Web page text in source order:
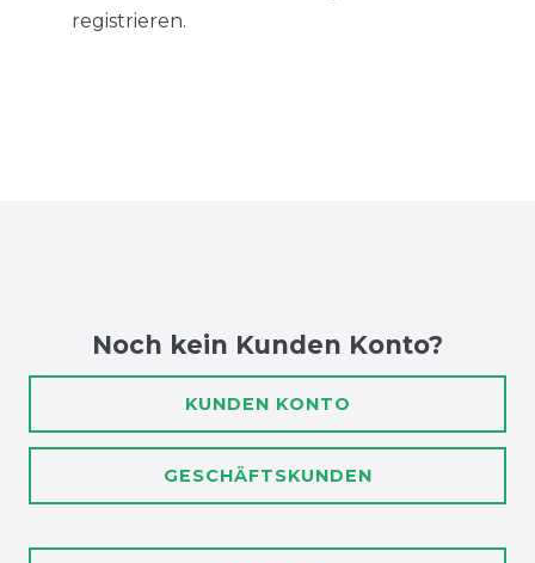
registrieren.
Noch kein Kunden Konto?
KUNDEN KONTO
GESCHÄFTSKUNDEN